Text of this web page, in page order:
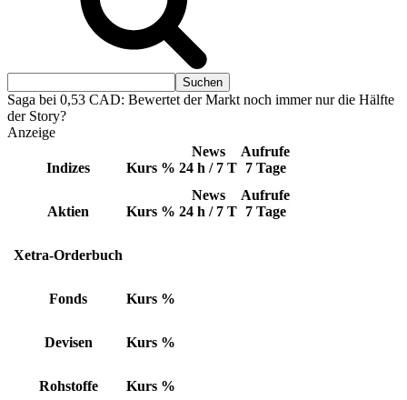
Saga bei 0,53 CAD: Bewertet der Markt noch immer nur die Hälfte
der Story?
Anzeige
Indizes Kurs %
News
24 h / 7 T
Aufrufe
7 Tage
Aktien Kurs %
News
24 h / 7 T
Aufrufe
7 Tage
Xetra-Orderbuch
Fonds Kurs %
Devisen Kurs %
Rohstoffe Kurs %